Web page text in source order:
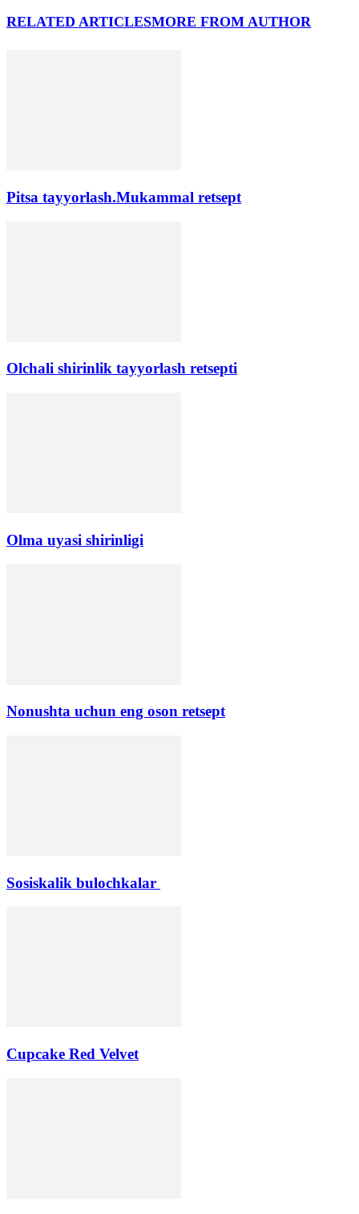
RELATED ARTICLESMORE FROM AUTHOR
Pitsa tayyorlash.Mukammal retsept
Olchali shirinlik tayyorlash retsepti
Olma uyasi shirinligi
Nonushta uchun eng oson retsept
Sosiskalik bulochkalar
Cupcake Red Velvet